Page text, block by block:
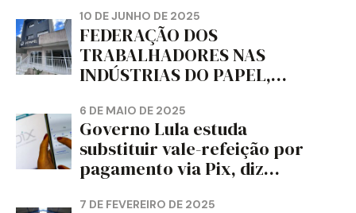
MUNDO, DIZ FITCH
10 DE JUNHO DE 2025
FEDERAÇÃO DOS
TRABALHADORES NAS
INDÚSTRIAS DO PAPEL,
CORTIÇA E ARTEFATOS DE
PAPEL DO ESTADO DO
PARANÁ – FETRAPEL-PR
6 DE MAIO DE 2025
Governo Lula estuda
substituir vale-refeição por
pagamento via Pix, diz
7 DE FEVEREIRO DE 2025